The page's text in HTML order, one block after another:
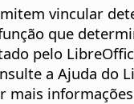
vincular
que
pelo
a Ajuda do
mais